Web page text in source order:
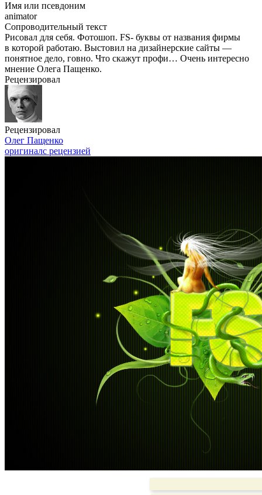
Имя или псевдоним
animator
Сопроводительный текст
Рисовал для себя. Фотошоп. FS- буквы от названия фирмы
в которой работаю. Выстовил на дизайнерские сайты —
понятное дело, говно. Что скажут профи… Очень интересно
мнение Олега Пащенко.
Рецензировал
Рецензировал
Олег Пащенко
оригиналс рецензией